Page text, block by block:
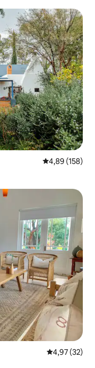
4,89 de uma
4,89 (158)
4,97 de uma
4,97 (32)